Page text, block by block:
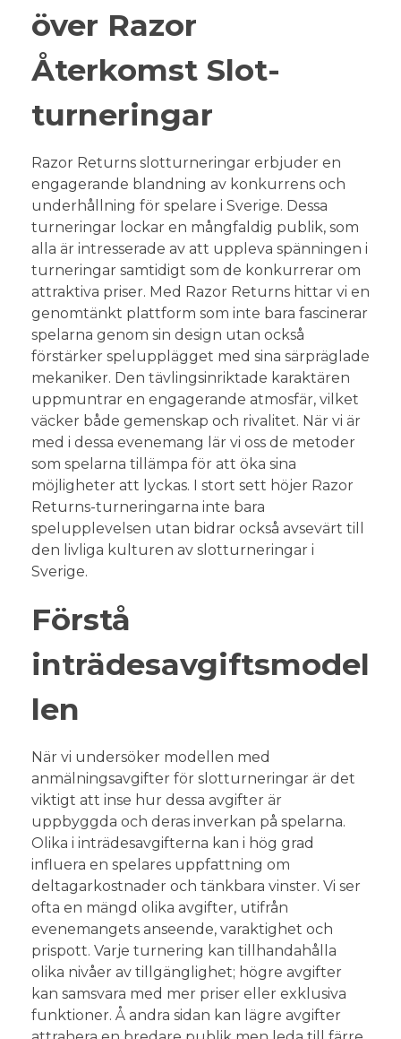
över Razor
Återkomst Slot-
turneringar
Razor Returns slotturneringar erbjuder en
engagerande blandning av konkurrens och
underhållning för spelare i Sverige. Dessa
turneringar lockar en mångfaldig publik, som
alla är intresserade av att uppleva spänningen i
turneringar samtidigt som de konkurrerar om
attraktiva priser. Med Razor Returns hittar vi en
genomtänkt plattform som inte bara fascinerar
spelarna genom sin design utan också
förstärker spelupplägget med sina särpräglade
mekaniker. Den tävlingsinriktade karaktären
uppmuntrar en engagerande atmosfär, vilket
väcker både gemenskap och rivalitet. När vi är
med i dessa evenemang lär vi oss de metoder
som spelarna tillämpa för att öka sina
möjligheter att lyckas. I stort sett höjer Razor
Returns-turneringarna inte bara
spelupplevelsen utan bidrar också avsevärt till
den livliga kulturen av slotturneringar i
Sverige.
Förstå
inträdesavgiftsmodel
len
När vi undersöker modellen med
anmälningsavgifter för slotturneringar är det
viktigt att inse hur dessa avgifter är
uppbyggda och deras inverkan på spelarna.
Olika i inträdesavgifterna kan i hög grad
influera en spelares uppfattning om
deltagarkostnader och tänkbara vinster. Vi ser
ofta en mängd olika avgifter, utifrån
evenemangets anseende, varaktighet och
prispott. Varje turnering kan tillhandahålla
olika nivåer av tillgänglighet; högre avgifter
kan samsvara med mer priser eller exklusiva
funktioner. Å andra sidan kan lägre avgifter